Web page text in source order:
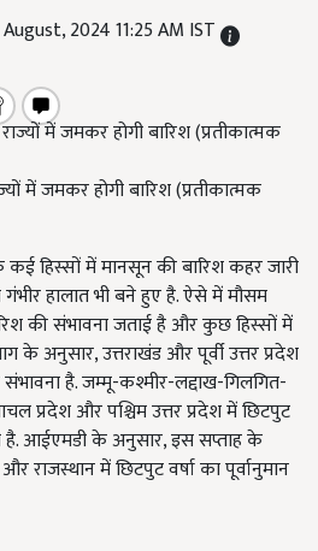
2024 11:25 AM IST
में जमकर होगी बारिश (प्रतीकात्मक
हिस्सों में मानसून की बारिश कहर जारी
हालात भी बने हुए है. ऐसे में मौसम
की संभावना जताई है और कुछ हिस्सों में
के अनुसार, उत्तराखंड और पूर्वी उत्तर प्रदेश
है. जम्मू-कश्मीर-लद्दाख-गिलगित-
प्रदेश और पश्चिम उत्तर प्रदेश में छिटपुट
है. आईएमडी के अनुसार, इस सप्ताह के
राजस्थान में छिटपुट वर्षा का पूर्वानुमान